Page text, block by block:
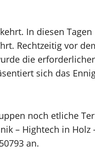
In diesen
Rechtzeitig vor
die
sich das
noch etliche
– Hightech in Holz
an.